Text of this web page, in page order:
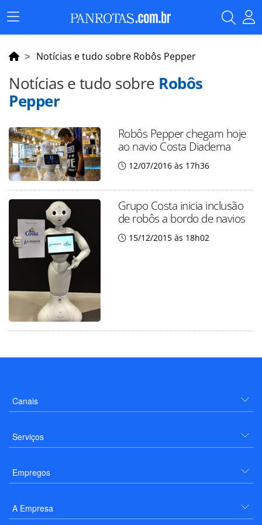
Menu
Principal
Notícias e tudo sobre Robôs Pepper
Notícias e tudo sobre Robôs
Pepper
Robôs Pepper chegam hoje
ao navio Costa Diadema
12/07/2016 às 17h36
Grupo Costa inicia inclusão
de robôs a bordo de navios
15/12/2015 às 18h02
Canais
Serviços
Empregos
A Empresa